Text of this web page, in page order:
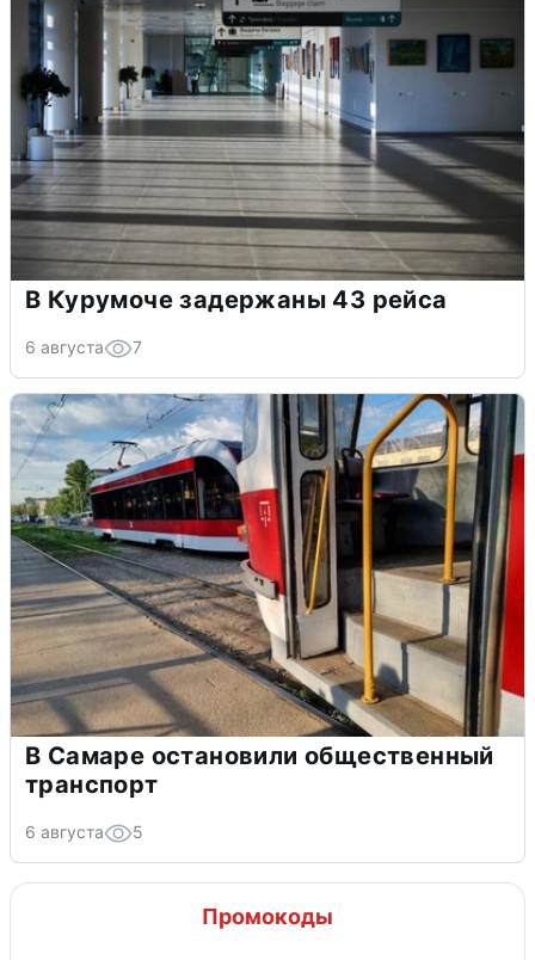
В Курумоче задержаны 43 рейса
6 августа 7
В Самаре остановили общественный
транспорт
6 августа 5
Промокоды